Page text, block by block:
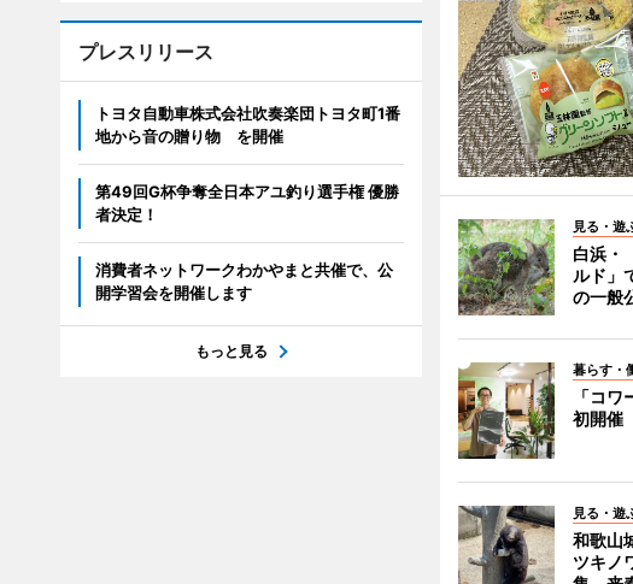
見る・遊
白浜・
ルド」
の一般
暮らす・
「コワ
初開催
見る・遊
和歌山
ツキノ
プレスリリース
トヨタ自動車株式会社吹奏楽団トヨタ町1番
地から音の贈り物 を開催
第49回G杯争奪全日本アユ釣り選手権 優勝
者決定！
消費者ネットワークわかやまと共催で、公
開学習会を開催します
もっと見る